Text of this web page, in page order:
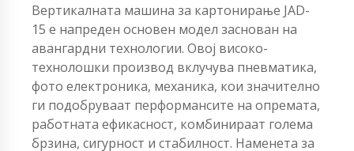
Вертикалната машина за картонирање JAD-
15 е напреден основен модел заснован на
авангардни технологии. Овој високо-
технолошки производ вклучува пневматика,
фото електроника, механика, кои значително
ги подобруваат перформансите на опремата,
работната ефикасност, комбинираат голема
брзина, сигурност и стабилност. Наменета за